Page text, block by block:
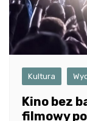
Kultura
Kino bez
filmowy